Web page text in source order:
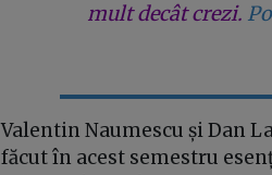
mult decât crezi.
Valentin Naumescu și Dan
făcut în acest semestru